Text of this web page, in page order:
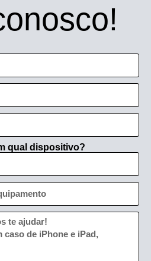
qual dispositivo?